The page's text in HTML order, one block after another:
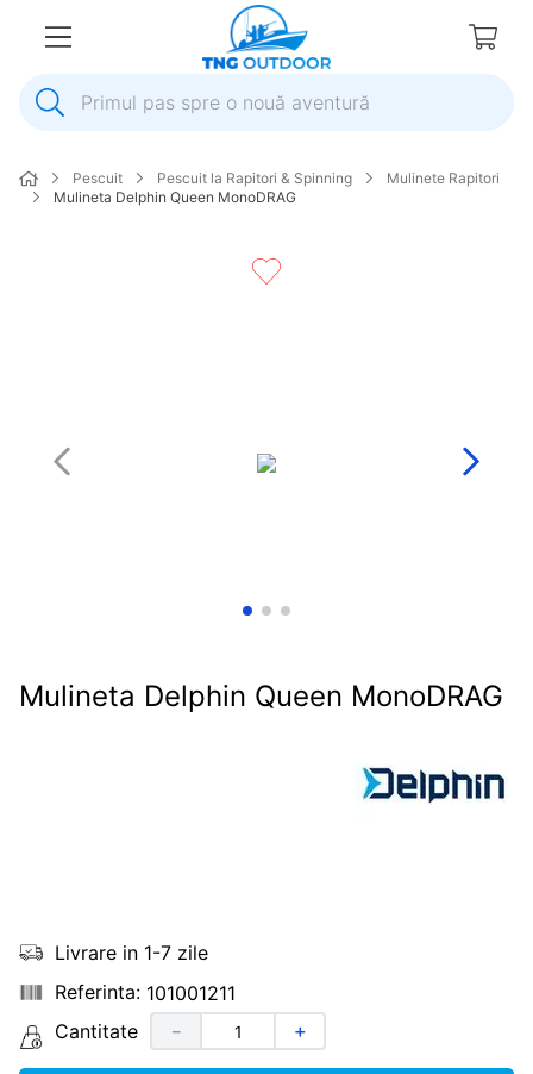
Primul pas spre o nouă aventură
2.
elice
mulineta
Pescuit Pescuit la Rapitori & Spinning
Mulinete Rapitori
Mulineta Delphin Queen MonoDRAG
Mulineta Delphin Queen MonoDRAG
Livrare in 1-7 zile
101001211
Cantitate
＋
－